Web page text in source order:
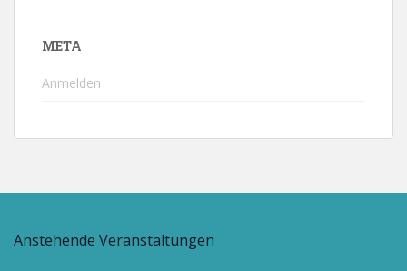
META
Anmelden
Anstehende Veranstaltungen